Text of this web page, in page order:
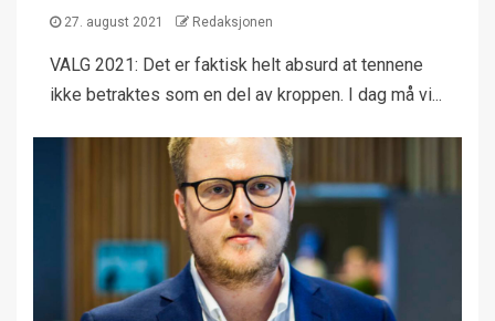
27. august 2021 Redaksjonen
VALG 2021: Det er faktisk helt absurd at tennene
ikke betraktes som en del av kroppen. I dag må vi...